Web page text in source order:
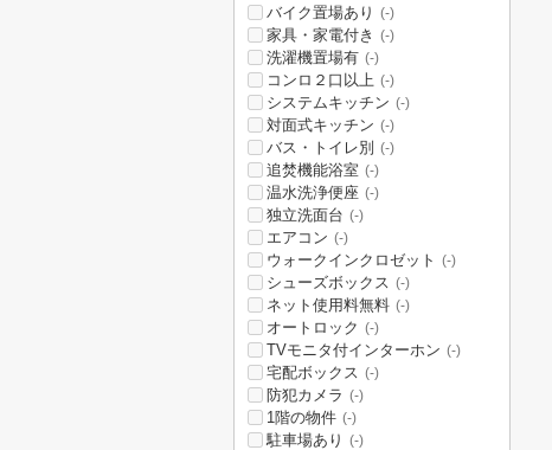
バイク置場あり (-)
家具・家電付き (-)
洗濯機置場有 (-)
コンロ２口以上 (-)
システムキッチン (-)
対面式キッチン (-)
バス・トイレ別 (-)
追焚機能浴室 (-)
温水洗浄便座 (-)
独立洗面台 (-)
エアコン (-)
ウォークインクロゼット (-)
シューズボックス (-)
ネット使用料無料 (-)
オートロック (-)
TVモニタ付インターホン (-)
宅配ボックス (-)
防犯カメラ (-)
1階の物件 (-)
駐車場あり (-)